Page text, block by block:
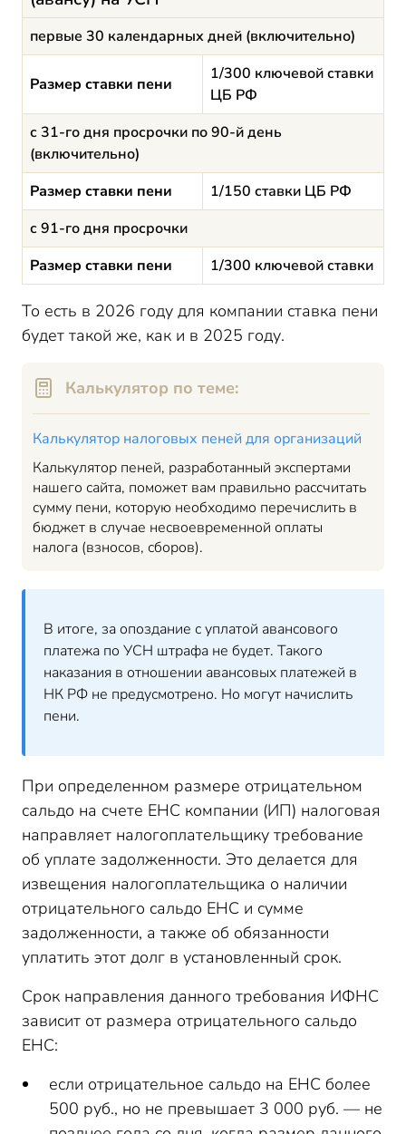
первые 30 календарных дней (включительно)
Размер ставки пени
1/300 ключевой ставки
ЦБ РФ
с 31-го дня просрочки по 90-й день
(включительно)
Размер ставки пени
1/150 ставки ЦБ РФ
с 91-го дня просрочки
Размер ставки пени
1/300 ключевой ставки
То есть в 2026 году для компании ставка пени
будет такой же, как и в 2025 году.
Калькулятор по теме:
Калькулятор налоговых пеней для организаций
Калькулятор пеней, разработанный экспертами
нашего сайта, поможет вам правильно рассчитать
сумму пени, которую необходимо перечислить в
бюджет в случае несвоевременной оплаты
налога (взносов, сборов).
В итоге, за опоздание с уплатой авансового
платежа по УСН штрафа не будет. Такого
наказания в отношении авансовых платежей в
НК РФ не предусмотрено. Но могут начислить
пени.
При определенном размере отрицательном
сальдо на счете ЕНС компании (ИП) налоговая
направляет налогоплательщику требование
об уплате задолженности. Это делается для
извещения налогоплательщика о наличии
отрицательного сальдо ЕНС и сумме
задолженности, а также об обязанности
уплатить этот долг в установленный срок.
Срок направления данного требования ИФНС
зависит от размера отрицательного сальдо
ЕНС:
если отрицательное сальдо на ЕНС более
500 руб., но не превышает 3 000 руб. — не